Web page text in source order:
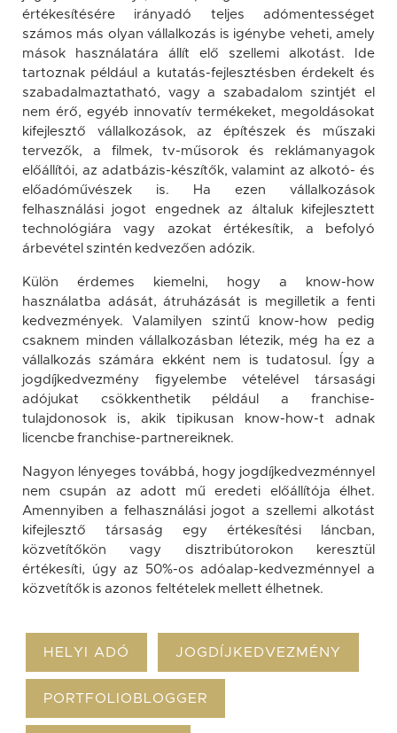
értékesítésére irányadó teljes adómentességet
számos más olyan vállalkozás is igénybe veheti, amely
mások használatára állít elő szellemi alkotást. Ide
tartoznak például a kutatás-fejlesztésben érdekelt és
szabadalmaztatható, vagy a szabadalom szintjét el
nem érő, egyéb innovatív termékeket, megoldásokat
kifejlesztő vállalkozások, az építészek és műszaki
tervezők, a filmek, tv-műsorok és reklámanyagok
előállítói, az adatbázis-készítők, valamint az alkotó- és
előadóművészek is. Ha ezen vállalkozások
felhasználási jogot engednek az általuk kifejlesztett
technológiára vagy azokat értékesítik, a befolyó
árbevétel szintén kedvezően adózik.
Külön érdemes kiemelni, hogy a know-how
használatba adását, átruházását is megilletik a fenti
kedvezmények. Valamilyen szintű know-how pedig
csaknem minden vállalkozásban létezik, még ha ez a
vállalkozás számára ekként nem is tudatosul. Így a
jogdíjkedvezmény figyelembe vételével társasági
adójukat csökkenthetik például a franchise-
tulajdonosok is, akik tipikusan know-how-t adnak
licencbe franchise-partnereiknek.
Nagyon lényeges továbbá, hogy jogdíjkedvezménnyel
nem csupán az adott mű eredeti előállítója élhet.
Amennyiben a felhasználási jogot a szellemi alkotást
kifejlesztő társaság egy értékesítési láncban,
közvetítőkön vagy disztribútorokon keresztül
értékesíti, úgy az 50%-os adóalap-kedvezménnyel a
közvetítők is azonos feltételek mellett élhetnek.
HELYI ADÓ JOGDÍJKEDVEZMÉNY
PORTFOLIOBLOGGER